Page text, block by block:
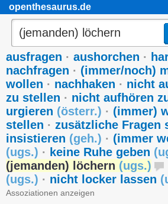
openthesaurus.de
ausfragen · aushorchen ·
nachfragen · (immer/noch)
wollen · nachhaken · nicht
zu stellen · nicht aufhören
urgieren (österr.) · (immer)
stellen · zusätzliche Fragen
insistieren (geh.) · (immer
(ugs.) · keine Ruhe geben (
(jemanden) löchern (ugs.)
(ugs.) · nicht locker lassen (
Assoziationen anzeigen